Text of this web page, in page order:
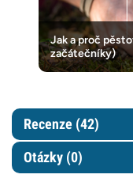
Jak a proč
začátečníky)
Recenze (42)
Otázky (0)